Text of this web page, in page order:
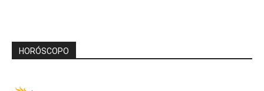
HORÓSCOPO